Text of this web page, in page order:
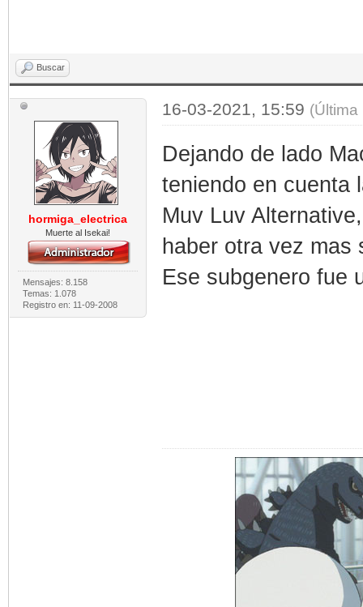
Buscar
hormiga_electrica
Muerte al Isekai!
Mensajes: 8.158
Temas: 1.078
Registro en: 11-09-2008
16-03-2021, 15:59
Dejando de lado
teniendo en cuenta
Muv Luv
haber otra vez mas
Ese subgenero fue